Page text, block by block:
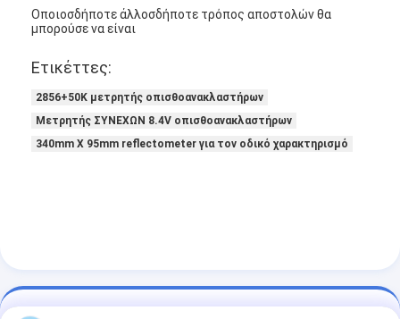
Οποιοσδήποτε άλλοσδήποτε τρόπος αποστολών θα
μπορούσε να είναι
Ετικέττες:
2856+50K μετρητής οπισθοανακλαστήρων
Μετρητής ΣΥΝΕΧΩΝ 8.4V οπισθοανακλαστήρων
340mm X 95mm reflectometer για τον οδικό χαρακτηρισμό